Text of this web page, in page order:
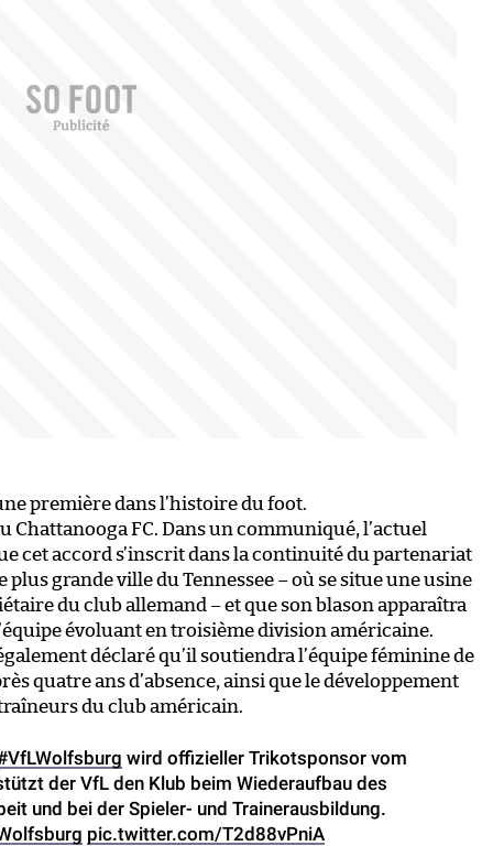
première dans l’histoire du foot.
Chattanooga FC. Dans un communiqué, l’actuel
cet accord s’inscrit dans la continuité du partenariat
grande ville du Tennessee – où se situe une usine
du club allemand – et que son blason apparaîtra
évoluant en troisième division américaine.
déclaré qu’il soutiendra l’équipe féminine de
quatre ans d’absence, ainsi que le développement
du club américain.
wird offizieller Trikotsponsor vom
der VfL den Klub beim Wiederaufbau des
und bei der Spieler- und Trainerausbildung.
pic.twitter.com/T2d88vPniA